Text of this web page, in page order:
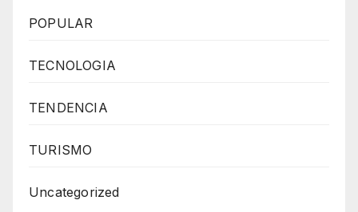
POPULAR
TECNOLOGIA
TENDENCIA
TURISMO
Uncategorized